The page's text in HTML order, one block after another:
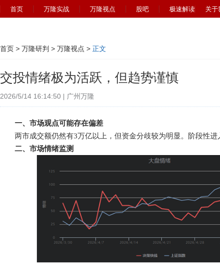
首页 万隆实战 万隆视点 股吧 极速解读 关于
首页 > 万隆研判 > 万隆视点 > 正文
交投情绪极为活跃，但趋势谨慎
2026/5/14 16:14:50 | 广州万隆
一、市场观点可能存在偏差
两市成交额仍然有3万亿以上，但资金分歧较为明显。阶段性进
二、市场情绪监测